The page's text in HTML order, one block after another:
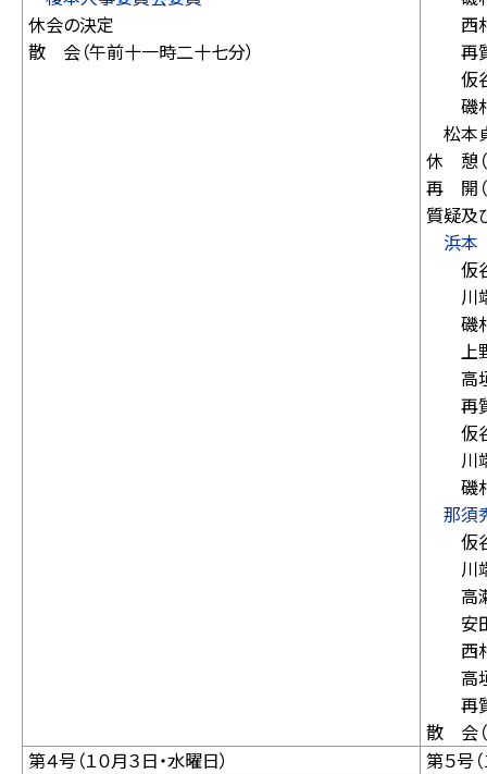
休会の決定
散 会（午前十一時二十七分）
西村
再
仮
磯村
松本
休 憩
再 開
質疑及
浜
仮
川端
磯村
上野
高
再
仮
川端
磯村
那須
仮
川端
高瀬
安田
西村
高
再
散 会
第４号（１０月３日・水曜日）
第５号